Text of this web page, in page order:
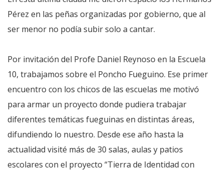
Pérez en las peñas organizadas por gobierno, que al
ser menor no podía subir solo a cantar.
Por invitación del Profe Daniel Reynoso en la Escuela
10, trabajamos sobre el Poncho Fueguino. Ese primer
encuentro con los chicos de las escuelas me motivó
para armar un proyecto donde pudiera trabajar
diferentes temáticas fueguinas en distintas áreas,
difundiendo lo nuestro. Desde ese año hasta la
actualidad visité más de 30 salas, aulas y patios
escolares con el proyecto “Tierra de Identidad con